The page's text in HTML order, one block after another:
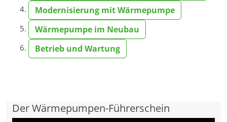
Modernisierung mit Wärmepumpe
Wärmepumpe im Neubau
Betrieb und Wartung
Der Wärmepumpen-Führerschein